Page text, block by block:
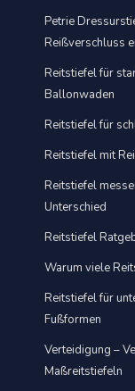
Petrie
Reißverschluss
Reitstiefel für
Ballonwaden
Reitstiefel für
Reitstiefel mit
Reitstiefel
Unterschied
Reitstiefel
Warum viele
Reitstiefel für
Fußformen
Verteidigung –
Maßreitstiefeln